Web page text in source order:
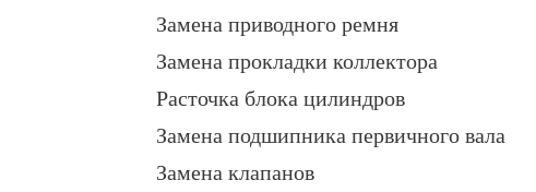
Замена приводного ремня
Замена прокладки коллектора
Расточка блока цилиндров
Замена подшипника первичного вала
Замена клапанов